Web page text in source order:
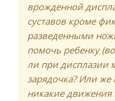
врожденной
суставов кроме
разведенными
помочь ребенку
ли при дисплазии
зарядочка? Или же
никакие движения